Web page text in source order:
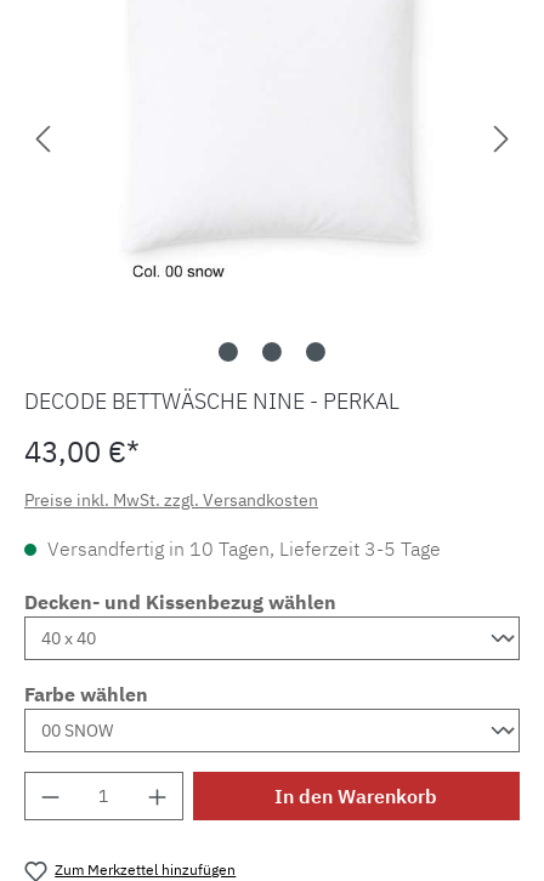
DECODE BETTWÄSCHE NINE - PERKAL
43,00 €*
Preise inkl. MwSt. zzgl. Versandkosten
Versandfertig in 10 Tagen, Lieferzeit 3-5 Tage
Decken- und Kissenbezug wählen
Farbe wählen
Produkt Anzahl: Gib den gewünschten
In den Warenkorb
Zum Merkzettel hinzufügen